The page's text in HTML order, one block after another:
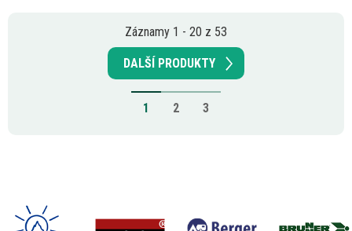
Záznamy 1 - 20 z 53
DALŠÍ PRODUKTY
1 2 3